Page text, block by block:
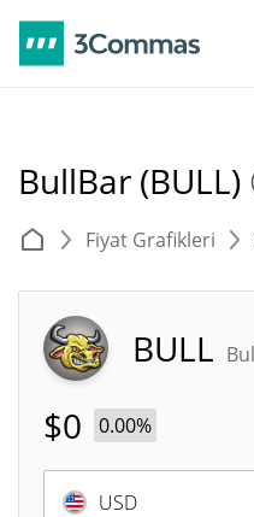
BullBar (BULL)
Fiyat Grafikleri
BULL
$0 0.00%
USD